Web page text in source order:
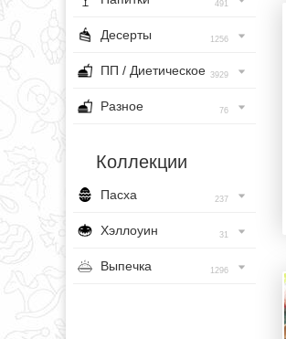
491
Десерты 1256
ПП / Диетическое 3929
Разное 76
Коллекции
Пасха 237
Хэллоуин 31
Выпечка 1296